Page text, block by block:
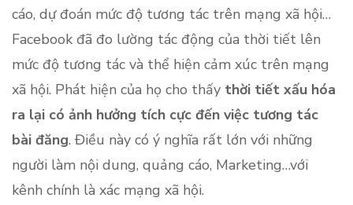
cáo, dự đoán mức độ tương tác trên mạng xã hội…
Facebook đã đo lường tác động của thời tiết lên
mức độ tương tác và thể hiện cảm xúc trên mạng
xã hội. Phát hiện của họ cho thấy thời tiết xấu hóa
ra lại có ảnh hưởng tích cực đến việc tương tác
bài đăng. Điều này có ý nghĩa rất lớn với những
người làm nội dung, quảng cáo, Marketing…với
kênh chính là xác mạng xã hội.